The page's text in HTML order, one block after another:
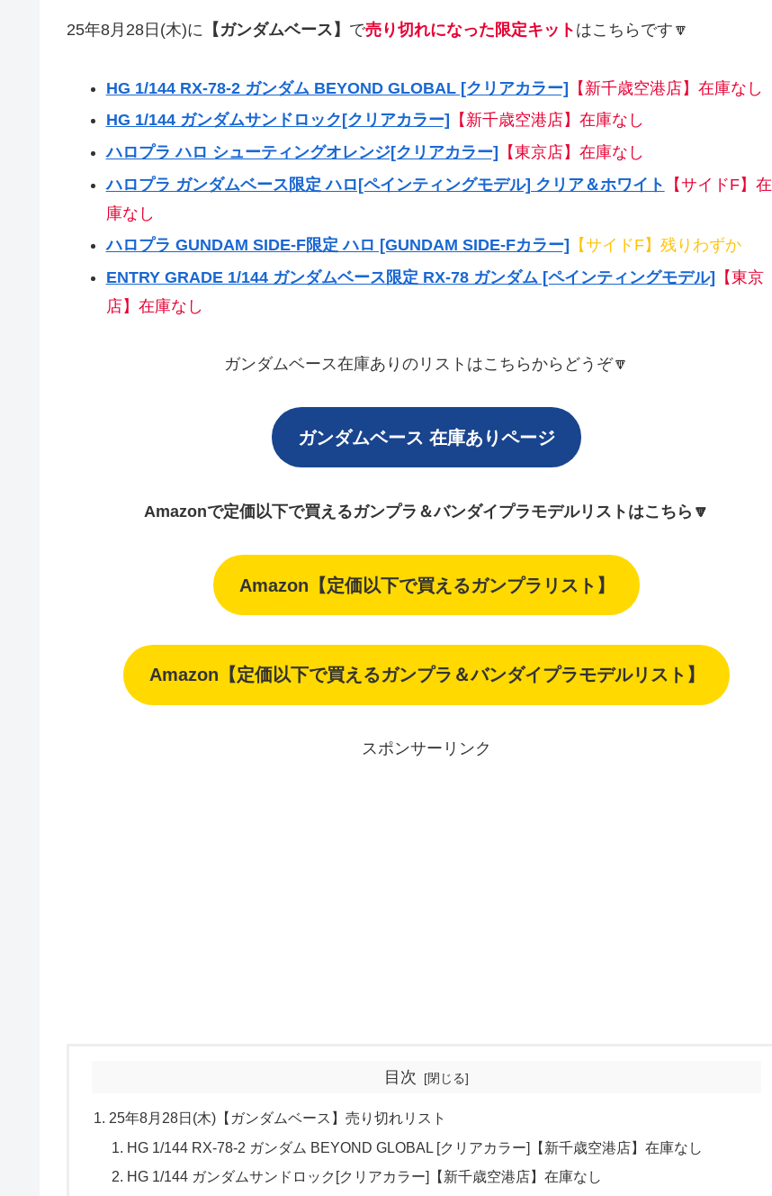
25年8月28日(木)に 【ガンダムベース】 で売り切れになった限定キット はこちらです🔽
HG 1/144 RX-78-2 ガンダム BEYOND GLOBAL [クリアカラー] 【新千歳空港店】在庫なし
HG 1/144 ガンダムサンドロック[クリアカラー]
【新千歳空港店】在庫なし
ハロプラ ハロ シューティングオレンジ[クリアカラー] 【東京店】在庫なし
ハロプラ ガンダムベース限定 ハロ[ペインティングモデル] クリア＆ホワイト
【サイドF】在
庫なし
ハロプラ GUNDAM SIDE-F限定 ハロ [GUNDAM SIDE-Fカラー]
【サイドF】残りわずか
ENTRY GRADE 1/144 ガンダムベース限定 RX-78 ガンダム [ペインティングモデル] 【東京
店】在庫なし
ガンダムベース在庫ありのリストはこちらからどうぞ🔽
ガンダムベース 在庫ありページ
Amazonで定価以下で買えるガンプラ＆バンダイプラモデルリストはこちら🔽
Amazon【定価以下で買えるガンプラリスト】
Amazon【定価以下で買えるガンプラ＆バンダイプラモデルリスト】
スポンサーリンク
目次
25年8月28日(木)【ガンダムベース】売り切れリスト
HG 1/144 RX-78-2 ガンダム BEYOND GLOBAL [クリアカラー]【新千歳空港店】在庫なし
HG 1/144 ガンダムサンドロック[クリアカラー]【新千歳空港店】在庫なし